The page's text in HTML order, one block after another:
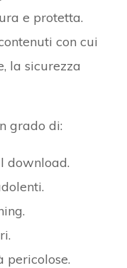
e protetta.
con cui
la sicurezza
grado di:
download.
pericolose.